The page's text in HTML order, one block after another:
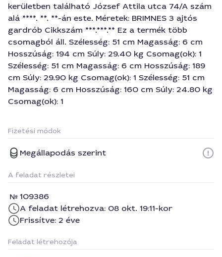
kerületben található József Attila utca 74/A szám
alá ****. **. **-án este. Méretek: BRIMNES 3 ajtós
gardrób Cikkszám ***.***.** Ez a termék több
csomagból áll. Szélesség: 51 cm Magasság: 6 cm
Hosszúság: 194 cm Súly: 29.40 kg Csomag(ok): 1
Szélesség: 51 cm Magasság: 6 cm Hosszúság: 189
cm Súly: 29.90 kg Csomag(ok): 1 Szélesség: 51 cm
Magasság: 6 cm Hosszúság: 160 cm Súly: 24.80 kg
Csomag(ok): 1
Fizetési módok
Megállapodás szerint
A feladat részletei
109386
A feladat létrehozva: 08 okt. 19:11-kor
Frissítve: 2 éve
Feladat létrehozója